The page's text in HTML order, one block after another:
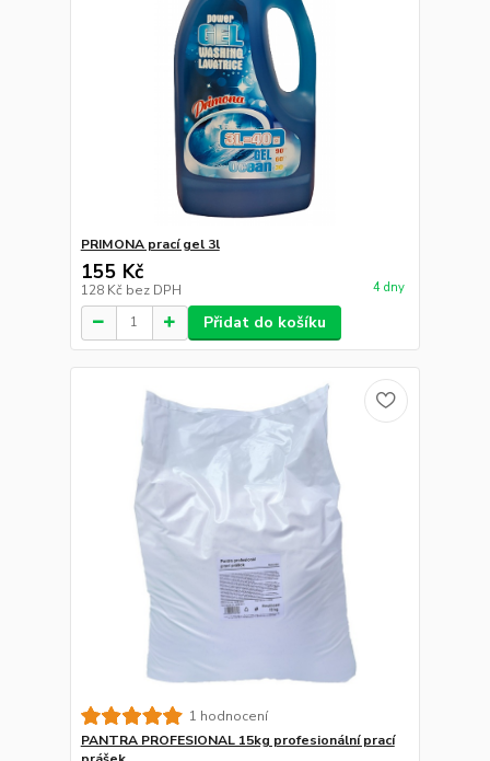
PRIMONA prací gel 3l
155 Kč
128 Kč bez DPH 4 dny
Přidat do košíku
1 hodnocení
PANTRA PROFESIONAL 15kg profesionální prací